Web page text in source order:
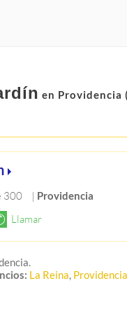
en Providencia (
300 | Providencia
La Reina, Providencia